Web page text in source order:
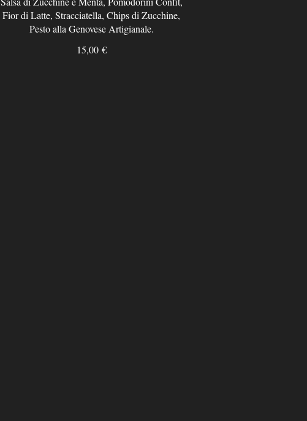
Fior di Latte, Stracciatella, Chips di Zucchine,
Pesto alla Genovese Artigianale.
15,00 €